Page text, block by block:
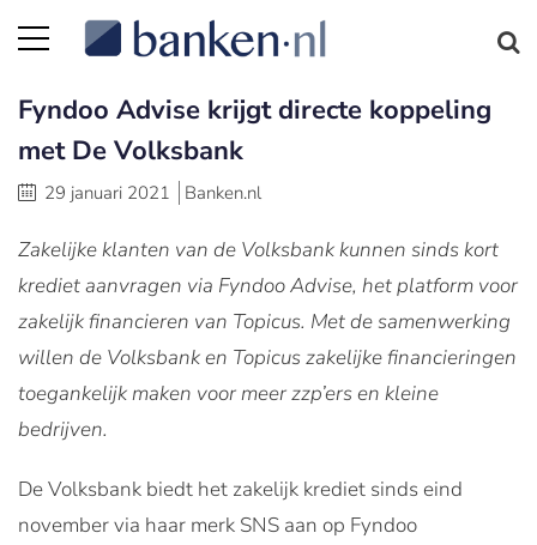
Fyndoo Advise krijgt directe koppeling
met De Volksbank
29 januari 2021 Banken.nl
Zakelijke klanten van de Volksbank kunnen sinds kort
krediet aanvragen via Fyndoo Advise, het platform voor
zakelijk financieren van Topicus. Met de samenwerking
willen de Volksbank en Topicus zakelijke financieringen
toegankelijk maken voor meer zzp’ers en kleine
bedrijven.
De Volksbank biedt het zakelijk krediet sinds eind
november via haar merk SNS aan op Fyndoo